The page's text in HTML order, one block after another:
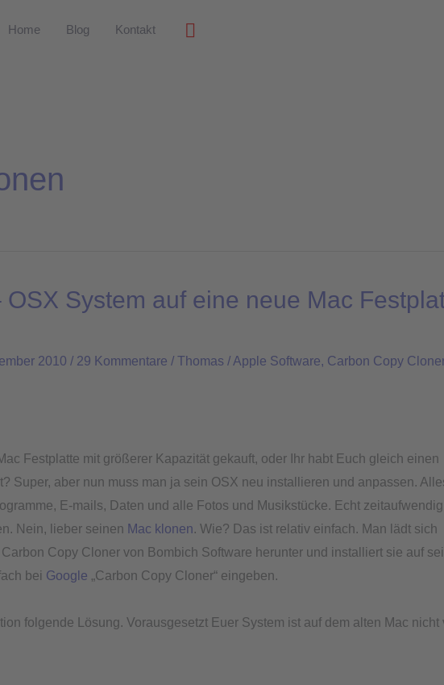
Home Blog Kontakt Suchen
OSX System auf eine neue Mac
2010 / 29 Kommentare / Thomas / Apple Software, Carbon Copy Cloner
Festplatte mit größerer Kapazität gekauft, oder Ihr habt Euch gleich einen
Super, aber nun muss man ja sein OSX neu installieren und anpassen.
E-mails, Daten und alle Fotos und Musikstücke. Echt zeitaufwendig
Nein, lieber seinen Mac klonen. Wie? Das ist relativ einfach. Man lädt sich
Copy Cloner von Bombich Software herunter und installiert sie auf
bei Google „Carbon Copy Cloner“ eingeben.
folgende Lösung. Vorausgesetzt Euer System ist auf dem alten Mac nicht